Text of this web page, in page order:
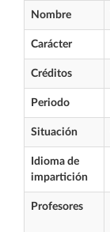
Nombre
Carácter
Créditos
Periodo
Situación
Idioma de
impartición
Profesores